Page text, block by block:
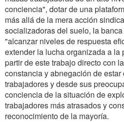
conciencia", dotar de una
más allá de la mera acción
socializadoras del suelo, la
"alcanzar niveles de respuesta
extender la lucha organizada a la
partir de este trabajo directo con
constancia y abnegación de
trabajadores y desde sus
conciencia de la situación de
trabajadores más atrasados y
reconocimiento de la mayoría.